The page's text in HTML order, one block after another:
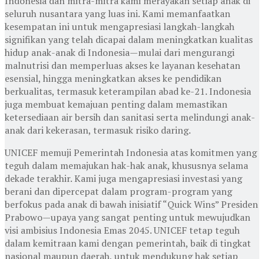
seluruh nusantara yang luas ini. Kami memanfaatkan
kesempatan ini untuk mengapresiasi langkah-langkah
signifikan yang telah dicapai dalam meningkatkan kualitas
hidup anak-anak di Indonesia—mulai dari mengurangi
malnutrisi dan memperluas akses ke layanan kesehatan
esensial, hingga meningkatkan akses ke pendidikan
berkualitas, termasuk keterampilan abad ke-21. Indonesia
juga membuat kemajuan penting dalam memastikan
ketersediaan air bersih dan sanitasi serta melindungi anak-
anak dari kekerasan, termasuk risiko daring.
UNICEF memuji Pemerintah Indonesia atas komitmen yang
teguh dalam memajukan hak-hak anak, khususnya selama
dekade terakhir. Kami juga mengapresiasi investasi yang
berani dan dipercepat dalam program-program yang
berfokus pada anak di bawah inisiatif “Quick Wins” Presiden
Prabowo—upaya yang sangat penting untuk mewujudkan
visi ambisius Indonesia Emas 2045. UNICEF tetap teguh
dalam kemitraan kami dengan pemerintah, baik di tingkat
nasional maupun daerah, untuk mendukung hak setiap